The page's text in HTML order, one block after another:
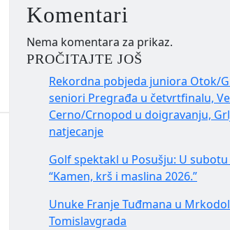
Komentari
Nema komentara za prikaz.
PROČITAJTE JOŠ
Rekordna pobjeda juniora Otok/
seniori Pregrađa u četvrtfinalu,
Cerno/Crnopod u doigravanju,
natjecanje
Golf spektakl u Posušju: U
“Kamen, krš i maslina 2026.”
Unuke Franje Tuđmana u
Tomislavgrada